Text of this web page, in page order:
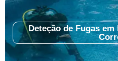
Deteção de Fugas